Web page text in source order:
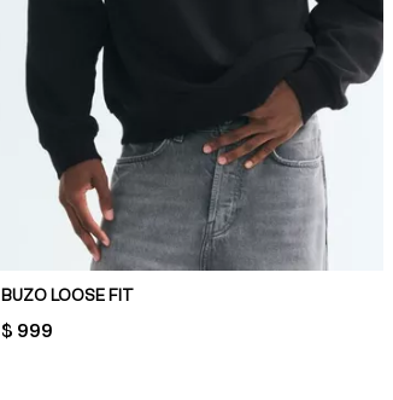
BUZO LOOSE FIT
PRICE:
$ 999